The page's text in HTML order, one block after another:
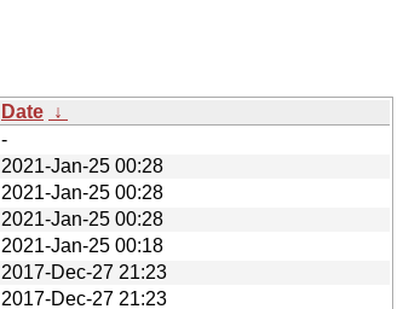
Date ↓
-
2021-Jan-25 00:28
2021-Jan-25 00:28
2021-Jan-25 00:28
2021-Jan-25 00:18
2017-Dec-27 21:23
2017-Dec-27 21:23